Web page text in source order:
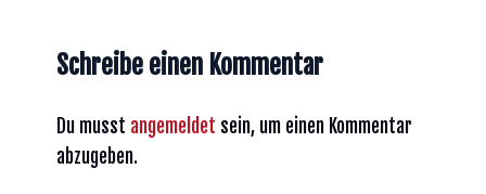
Schreibe einen Kommentar
Du musst angemeldet sein, um einen Kommentar
abzugeben.